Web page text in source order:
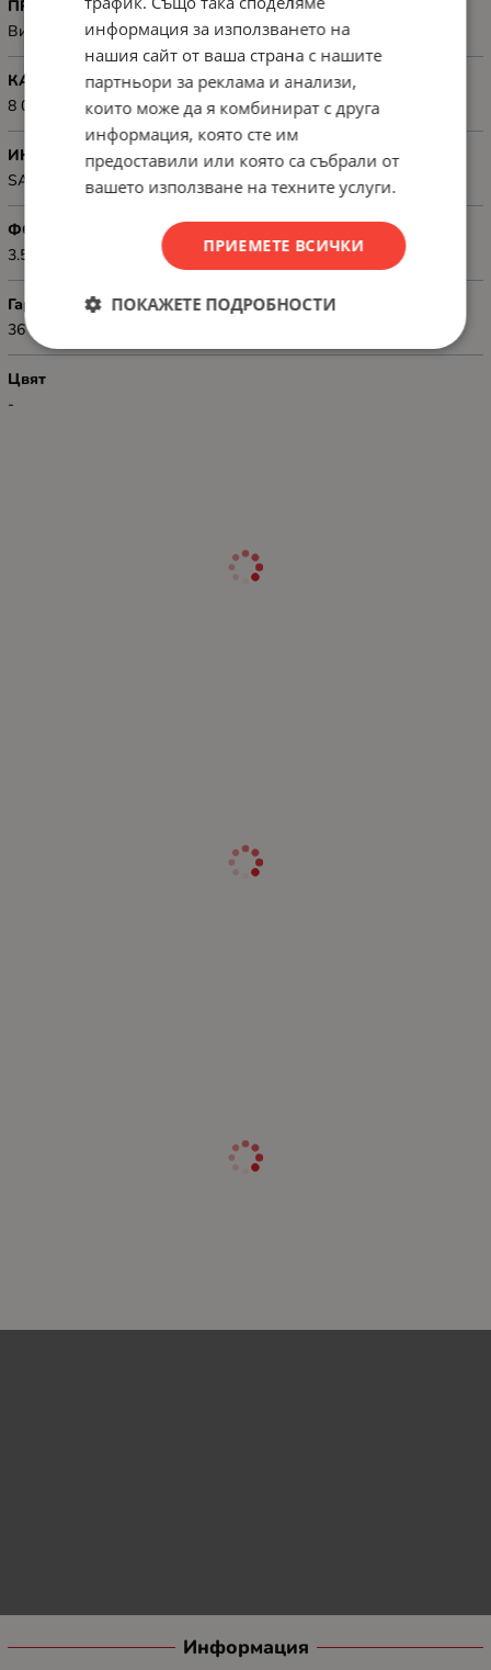
ПРЕДНАЗНАЧЕН ЗА
Видеорекордери
КАПАЦИТЕТ, GB
8 000 GB (8 TB)
ИНТЕРФЕЙС
SATA 6Gb/s
ФОРМ ФАКТОР
3.5" (8.89 cm)
Гаранция
36
Цвят
-
Информация
информация за използването на
нашия сайт от ваша страна с нашите
партньори за реклама и анализи,
които може да я комбинират с друга
информация, която сте им
предоставили или която са събрали от
вашето използване на техните услуги.
ПРИЕМЕТЕ ВСИЧКИ
ПОКАЖЕТЕ ПОДРОБНОСТИ